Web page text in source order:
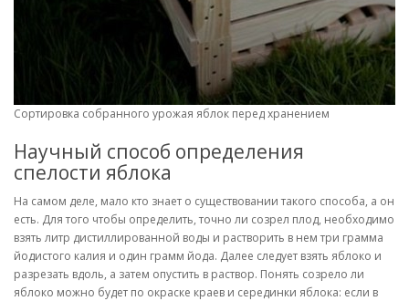
Сортировка собранного урожая яблок перед хранением
Научный способ определения
спелости яблока
На самом деле, мало кто знает о существовании такого способа, а он
есть. Для того чтобы определить, точно ли созрел плод, необходимо
взять литр дистиллированной воды и растворить в нем три грамма
йодистого калия и один грамм йода. Далее следует взять яблоко и
разрезать вдоль, а затем опустить в раствор. Понять созрело ли
яблоко можно будет по окраске краев и серединки яблока: если в